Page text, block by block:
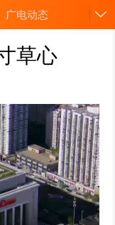
广电动态
草心